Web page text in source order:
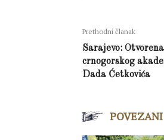
Prethodni članak
Sarajevo:
crnogorskog
Dada Ćetkovića